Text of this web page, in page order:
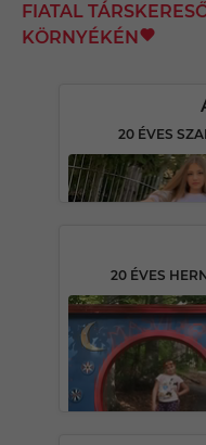
FIATAL
KÖRNYÉKÉN
20 ÉVES
20 ÉVES